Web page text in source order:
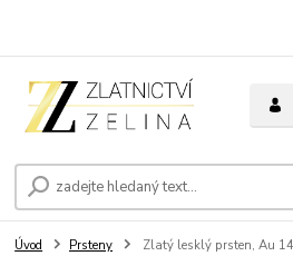
Úvod Prsteny Zlatý lesklý prsten, Au